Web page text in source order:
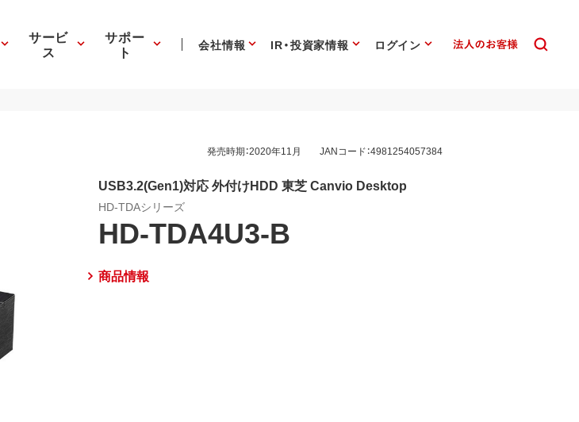
サービ
ス
サポー
ト 会社情報 IR・投資家情報 ログイン
発売時期：2020年11月 JANコード：4981254057384
USB3.2(Gen1)対応 外付けHDD 東芝 Canvio Desktop
HD-TDAシリーズ
HD-TDA4U3-B
商品情報